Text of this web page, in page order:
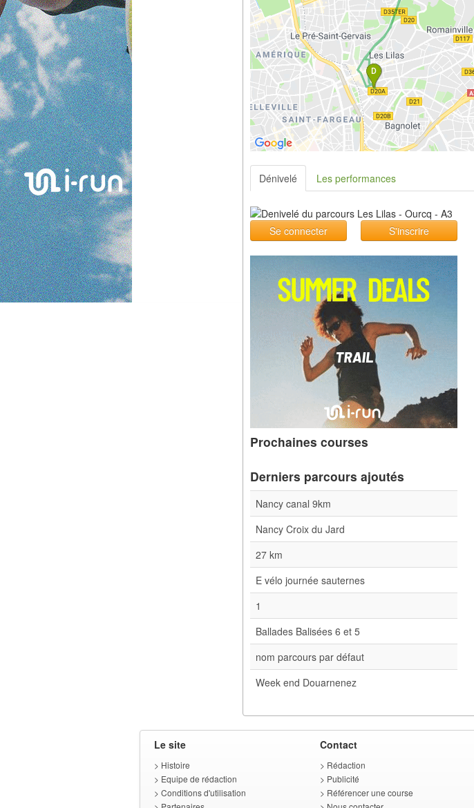
Dénivelé Les performances
Se connecter S'inscrire
Prochaines courses
Derniers parcours ajoutés
Nancy canal 9km
Nancy Croix du Jard
27 km
E vélo journée sauternes
1
Ballades Balisées 6 et 5
nom parcours par défaut
Week end Douarnenez
Le site
> Histoire
> Equipe de rédaction
> Conditions d'utilisation
Contact
> Rédaction
> Publicité
> Référencer une course